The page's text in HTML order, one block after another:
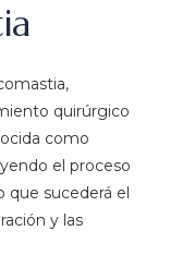
quirúrgico
como
el proceso
que sucederá el
y las